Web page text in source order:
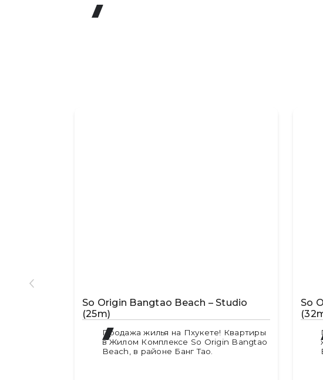
So Origin Bangtao Beach – Studio
(25m)
Продажа жилья на Пхукете! Квартиры
в Жилом Комплексе So Origin Bangtao
Beach, в районе Банг Тао.
So